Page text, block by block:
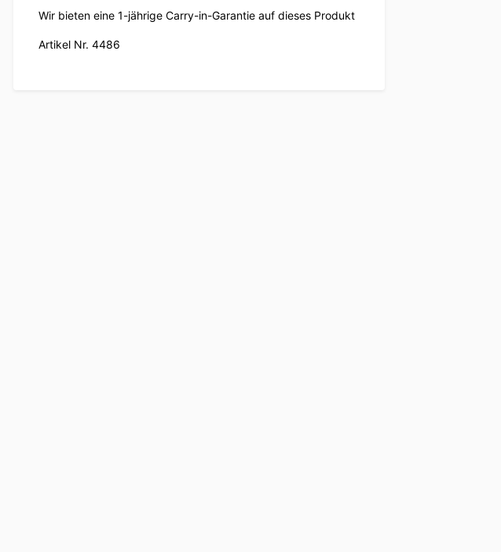
Wir bieten eine 1-jährige Carry-in-Garantie auf dieses Produkt
Artikel Nr. 4486